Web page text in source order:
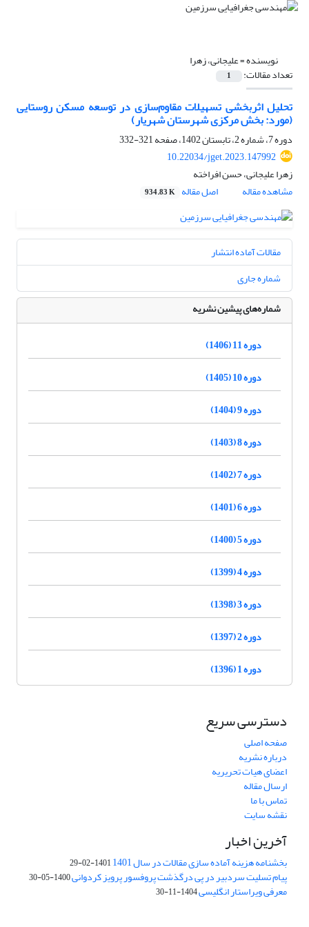
نویسنده =علیجانی، زهرا
تعداد مقالات: 1
تحلیل اثربخشی تسهیلات مقاوم‌سازی در توسعه مسکن روستایی
(مورد: بخش مرکزی شهرستان شهریار)
دوره 7، شماره 2، تابستان 1402، صفحه
321-332
10.22034/jget.2023.147992
زهرا علیجانی، حسن افراخته
مشاهده مقاله
اصل مقاله 934.83 K
مقالات آماده انتشار
شماره جاری
شماره‌های پیشین نشریه
دوره 11 (1406)
دوره 10 (1405)
دوره 9 (1404)
دوره 8 (1403)
دوره 7 (1402)
دوره 6 (1401)
دوره 5 (1400)
دوره 4 (1399)
دوره 3 (1398)
دوره 2 (1397)
دوره 1 (1396)
دسترسی سریع
صفحه اصلی
درباره نشریه
اعضای هیات تحریریه
ارسال مقاله
تماس با ما
نقشه سایت
آخرین اخبار
بخشنامه هزینه آماده سازی مقالات در سال 1401 1401-02-29
پیام تسلیت سردبیر در پی درگذشت پروفسور پرویز کردوانی1400-05-30
معرفی ویراستار انگلیسی1404-11-30